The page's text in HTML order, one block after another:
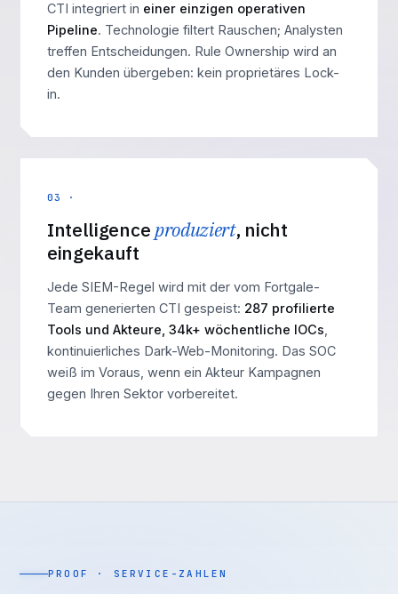
CTI integriert in einer einzigen operativen
Pipeline. Technologie filtert Rauschen; Analysten
treffen Entscheidungen. Rule Ownership wird an
den Kunden übergeben: kein proprietäres Lock-
in.
03 ·
Intelligenceproduziert, nicht
eingekauft
Jede SIEM-Regel wird mit der vom Fortgale-
Team generierten CTI gespeist: 287 profilierte
Tools und Akteure, 34k+ wöchentliche IOCs
kontinuierliches Dark-Web-Monitoring. Das SOC
weiß im Voraus, wenn ein Akteur Kampagnen
gegen Ihren Sektor vorbereitet.
PROOF · SERVICE-ZAHLEN